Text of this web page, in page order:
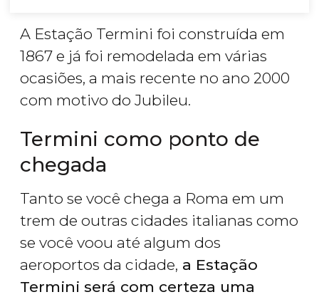
A Estação Termini foi construída em
1867 e já foi remodelada em várias
ocasiões, a mais recente no ano 2000
com motivo do Jubileu.
Termini como ponto de
chegada
Tanto se você chega a Roma em um
trem de outras cidades italianas como
se você voou até algum dos
aeroportos da cidade, a Estação
Termini será com certeza uma